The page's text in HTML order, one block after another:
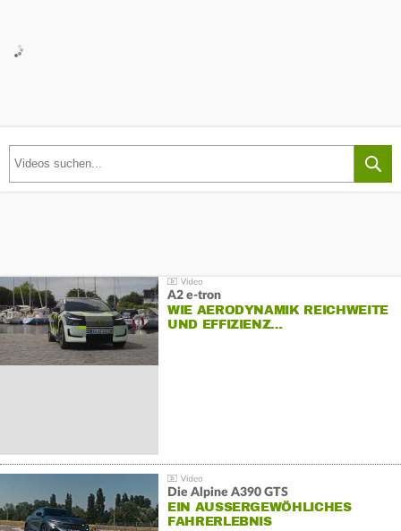
A2 e-tron
WIE AERODYNAMIK REICHWEITE
UND EFFIZIENZ…
Die Alpine A390 GTS
EIN AUSSERGEWÖHLICHES F
AHRERLEBNIS